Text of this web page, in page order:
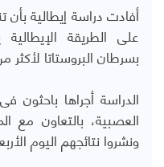
على الطريقة
بسرطان البروستاتا لأكثر من
الدراسة أجراها باحثون
العصبية، بالتعاون مع
ونشروا نتائجهم اليوم